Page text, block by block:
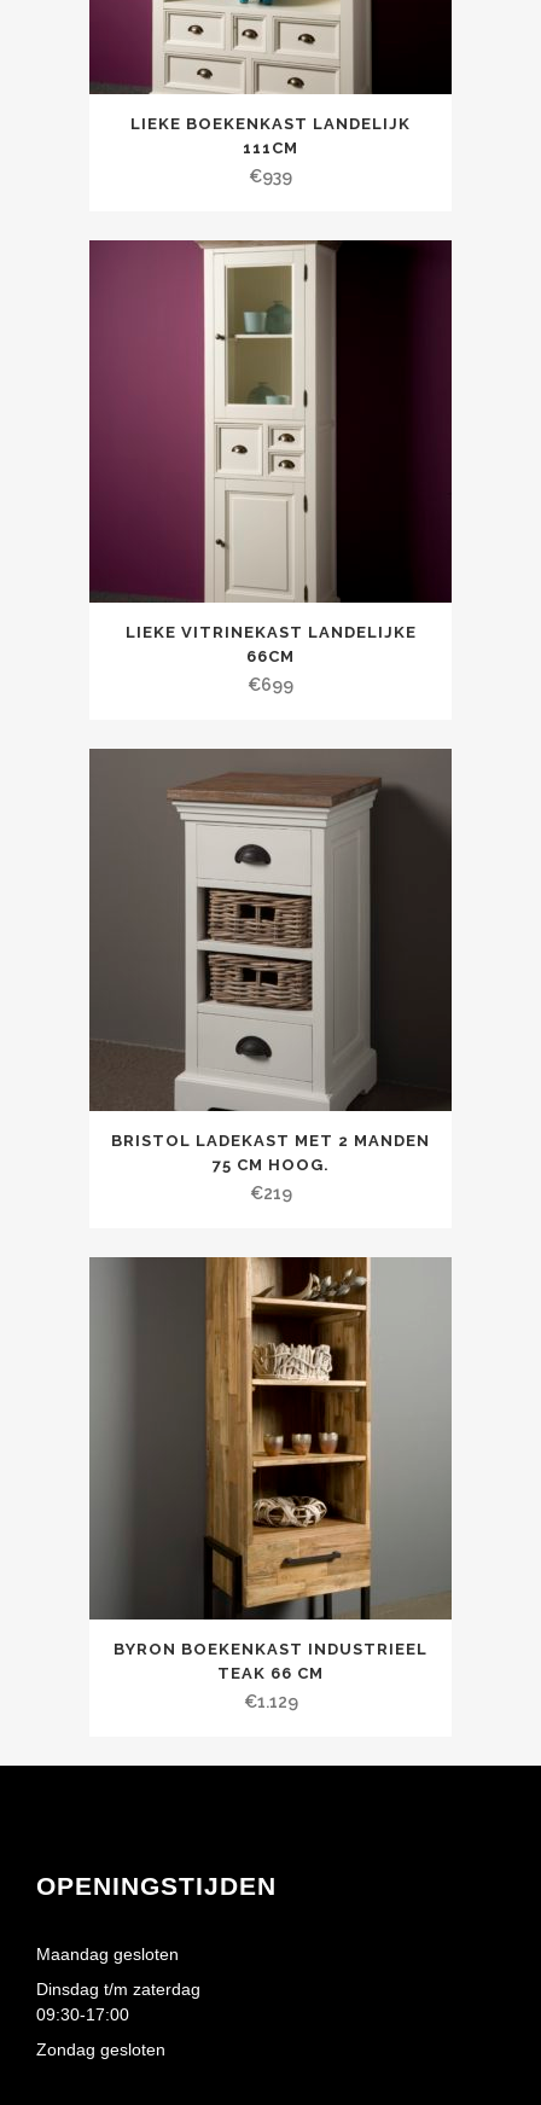
LIEKE BOEKENKAST LANDELIJK
111CM
€939
LIEKE VITRINEKAST LANDELIJKE
66CM
€699
BRISTOL LADEKAST MET 2 MANDEN
75 CM HOOG.
€219
BYRON BOEKENKAST INDUSTRIEEL
TEAK 66 CM
€1.129
OPENINGSTIJDEN
Maandag gesloten
Dinsdag t/m zaterdag
09:30-17:00
Zondag gesloten